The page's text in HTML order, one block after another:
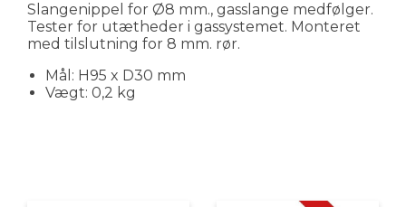
Slangenippel for Ø8 mm., gasslange medfølger.
Tester for utætheder i gassystemet. Monteret
med tilslutning for 8 mm. rør.
Mål: H95 x D30 mm
Vægt: 0,2 kg